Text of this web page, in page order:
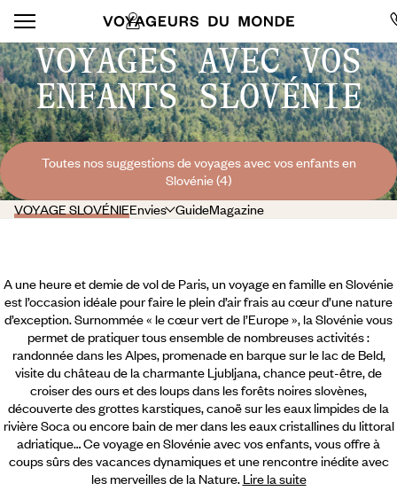
VOYAGES AVEC VOS
ENFANTS SLOVÉNIE
Toutes nos suggestions de voyages avec vos enfants en
Slovénie (4)
VOYAGE SLOVÉNIEEnvies GuideMagazine
A une heure et demie de vol de Paris, un voyage en famille en Slovénie
est l’occasion idéale pour faire le plein d’air frais au cœur d’une nature
d’exception. Surnommée « le cœur vert de l’Europe », la Slovénie vous
permet de pratiquer tous ensemble de nombreuses activités :
randonnée dans les Alpes, promenade en barque sur le lac de Beld,
visite du château de la charmante Ljubljana, chance peut-être, de
croiser des ours et des loups dans les forêts noires slovènes,
découverte des grottes karstiques, canoë sur les eaux limpides de la
rivière Soca ou encore bain de mer dans les eaux cristallinesdu littoral
adriatique… Ce voyage en Slovénie avec vos enfants, vous offre à
coups sûrs des vacances dynamiques et une rencontre inédite avec
les merveilles de la Nature. Lire la suite